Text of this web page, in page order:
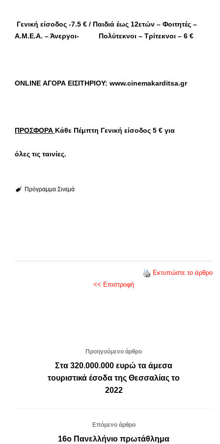
Γενική είσοδος -7.5 € / Παιδιά έως 12ετών – Φοιτητές –
Α.Μ.Ε.Α. – Άνεργοι- Πολύτεκνοι – Τρίτεκνοι – 6 €
ONLINE ΑΓΟΡΑ ΕΙΣΙΤΗΡΙΟΥ: www.cinemakarditsa.gr
ΠΡΟΣΦΟΡΑ Κάθε Πέμπτη Γενική είσοδος 5 € για
όλες τις ταινίες.
Πρόγραμμα Σινεμά
Εκτυπώστε το άρθρο
<< Επιστροφή
Προηγούμενο άρθρο
Στα 320.000.000 ευρώ τα άμεσα
τουριστικά έσοδα της Θεσσαλίας το
2022
Επόμενο άρθρο
16ο Πανελλήνιο πρωτάθλημα